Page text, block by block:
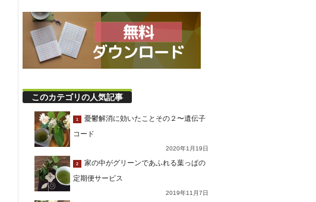
このカテゴリの人気記事
1
憂鬱解消に効いたことその２〜遺伝子
コード
2020年1月19日
2
家の中がグリーンであふれる葉っぱの
定期便サービス
2019年11月7日